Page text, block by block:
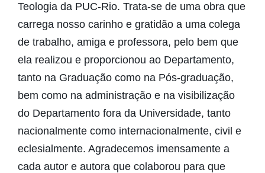
Teologia da PUC-Rio. Trata-se de uma obra que
carrega nosso carinho e gratidão a uma colega
de trabalho, amiga e professora, pelo bem que
ela realizou e proporcionou ao Departamento,
tanto na Graduação como na Pós-graduação,
bem como na administração e na visibilização
do Departamento fora da Universidade, tanto
nacionalmente como internacionalmente, civil e
eclesialmente. Agradecemos imensamente a
cada autor e autora que colaborou para que